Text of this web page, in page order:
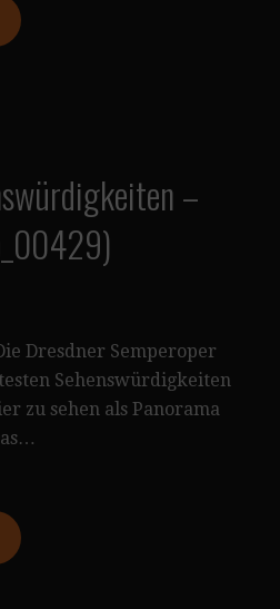
–
Dresdner Semperoper
Sehenswürdigkeiten
zu sehen als Panorama